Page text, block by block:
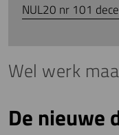
NUL20 nr 101
Wel werk
De nieuwe